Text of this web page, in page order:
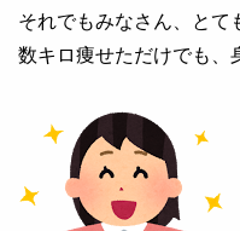
それでもみなさん、とて
数キロ痩せただけでも、